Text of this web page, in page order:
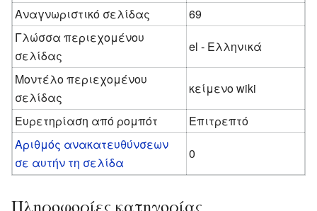
Αναγνωριστικό σελίδας
69
Γλώσσα περιεχομένου
σελίδας
el - Ελληνικά
Μοντέλο περιεχομένου
σελίδας
κείμενο wiki
Ευρετηρίαση από ρομπότ
Επιτρεπτό
Αριθμός ανακατευθύνσεων
σε αυτήν τη σελίδα
0
Πληροφορίες κατηγορίας